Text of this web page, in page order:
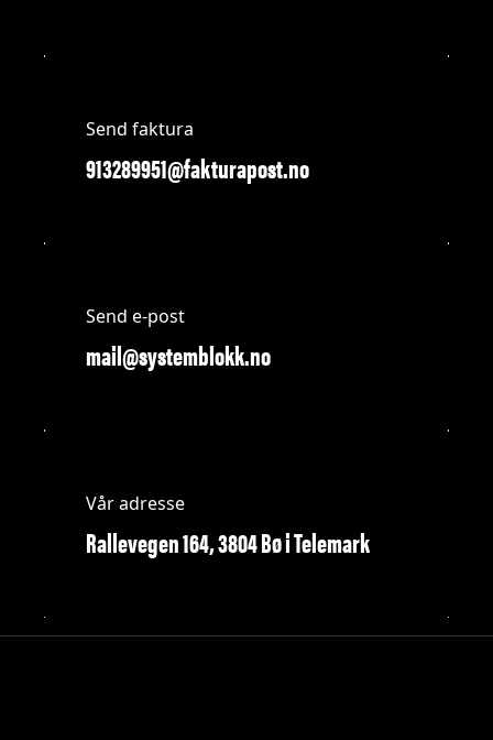
Send faktura
913289951@fakturapost.no
Send e-post
mail@systemblokk.no
Vår adresse
Rallevegen 164, 3804 Bø i Telemark